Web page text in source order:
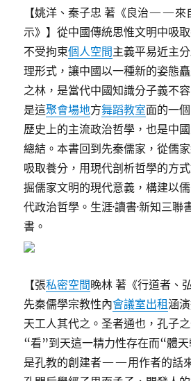
【姚洋、秦子忠 著《良治——來
示》】從中國傳統思惟文明中吸
不受拘束個人空間主義平易近主
理形式，讓中國以一種新的姿態
之林，是當代中國知識分子義不
是這聚會場地方舞蹈教室面的一
歷史上的主流政治哲學，也是中
總結。本書回到先秦儒家，從儒
吸取養分，用現代剖析哲學的方
掘儒家文明的現代意義，構建以
代政治哲學。生涯·讀書·新知三
書。
【張私密空間晚林 著《行道者
先秦儒學宗教性內會議室出租涵
天工人其代之。圣者通也，孔子
“看”到天這一精力性存在而“體
是孔教的創建者——用作者的話